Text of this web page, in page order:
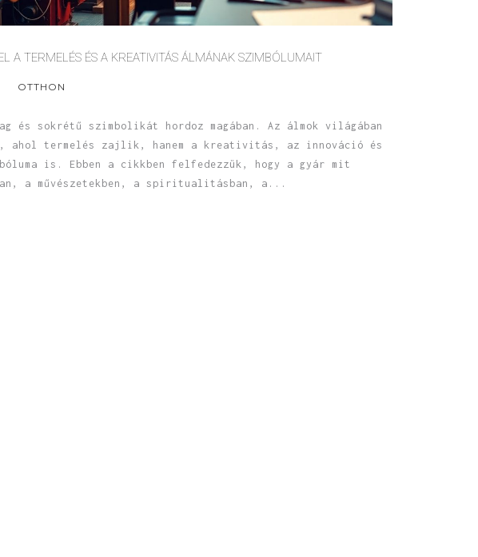
A TERMELÉS ÉS A KREATIVITÁS ÁLMÁNAK SZIMBÓLUMAIT
OTTHON
és sokrétű szimbolikát hordoz magában. Az álmok világában
ahol termelés zajlik, hanem a kreativitás, az innováció és
is. Ebben a cikkben felfedezzük, hogy a gyár mit
a művészetekben, a spiritualitásban, a...